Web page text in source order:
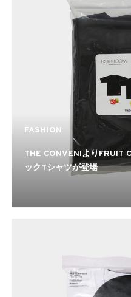
FASHION
THE CONVENIよりFRUIT
ックTシャツが登場